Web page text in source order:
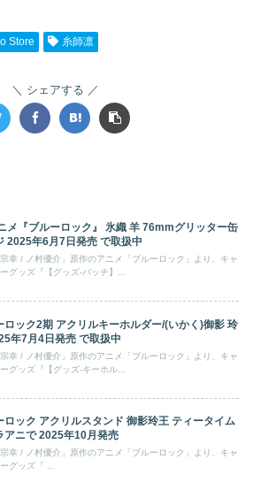
Store 糸師凛
シェアする
メ『ブルーロック』 氷織 羊 76mmグリッター缶
2025年6月7日発売 で取扱中
宗幸 / ノ村優介」原作のアニメ「ブルーロック」より、キャ
グッズ『【グッズ-バッチ】...
ロック2期 アクリルキーホルダー/(いかく)御影 玲
年7月4日発売 で取扱中
宗幸 / ノ村優介」原作のアニメ「ブルーロック」より、キャ
グッズ『【グッズ-キーホル...
ロック アクリルスタンド 御影玲王 ティータイム
アニで 2025年10月発売
宗幸 / ノ村優介」原作のアニメ「ブルーロック」より、キャ
ラクターグッズ『 ...